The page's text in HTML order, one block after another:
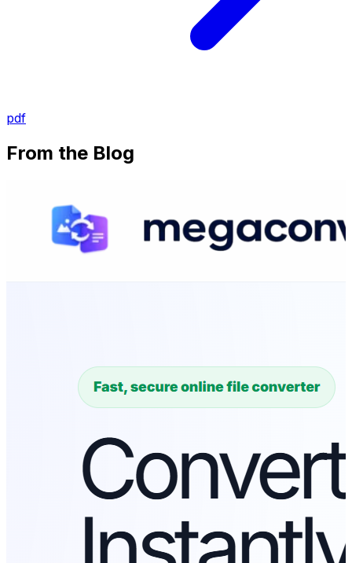
pdf
From the Blog